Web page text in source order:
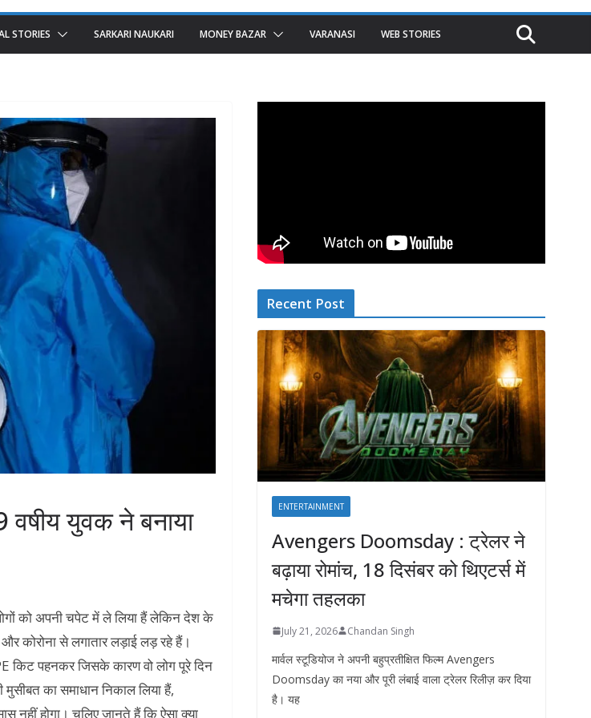
STORIES SARKARI NAUKARI MONEY BAZAR VARANASI WEB STORIES
वषीय युवक ने बनाया
को अपनी चपेट में ले लिया हैं लेकिन देश के
कोरोना से लगातार लड़ाई लड़ रहे हैं।
किट पहनकर जिसके कारण वो लोग पूरे दिन
का समाधान निकाल लिया हैं,
नहीं होगा। चलिए जानते हैं कि ऐसा क्या
Recent Post
ENTERTAINMENT
Avengers Doomsday : ट्रेलर ने
बढ़ाया रोमांच, 18 दिसंबर को थिएटर्स में
मचेगा तहलका
July 21, 2026 Chandan Singh
मार्वल स्टूडियोज ने अपनी बहुप्रतीक्षित फिल्म Avengers
Doomsday का नया और पूरी लंबाई वाला ट्रेलर रिलीज़ कर दिया
है। यह